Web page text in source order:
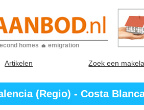
homes emigration
Artikelen Zoek een
(Regio) - Costa